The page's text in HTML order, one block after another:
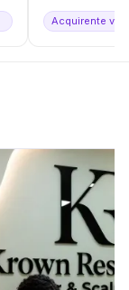
Acquirente